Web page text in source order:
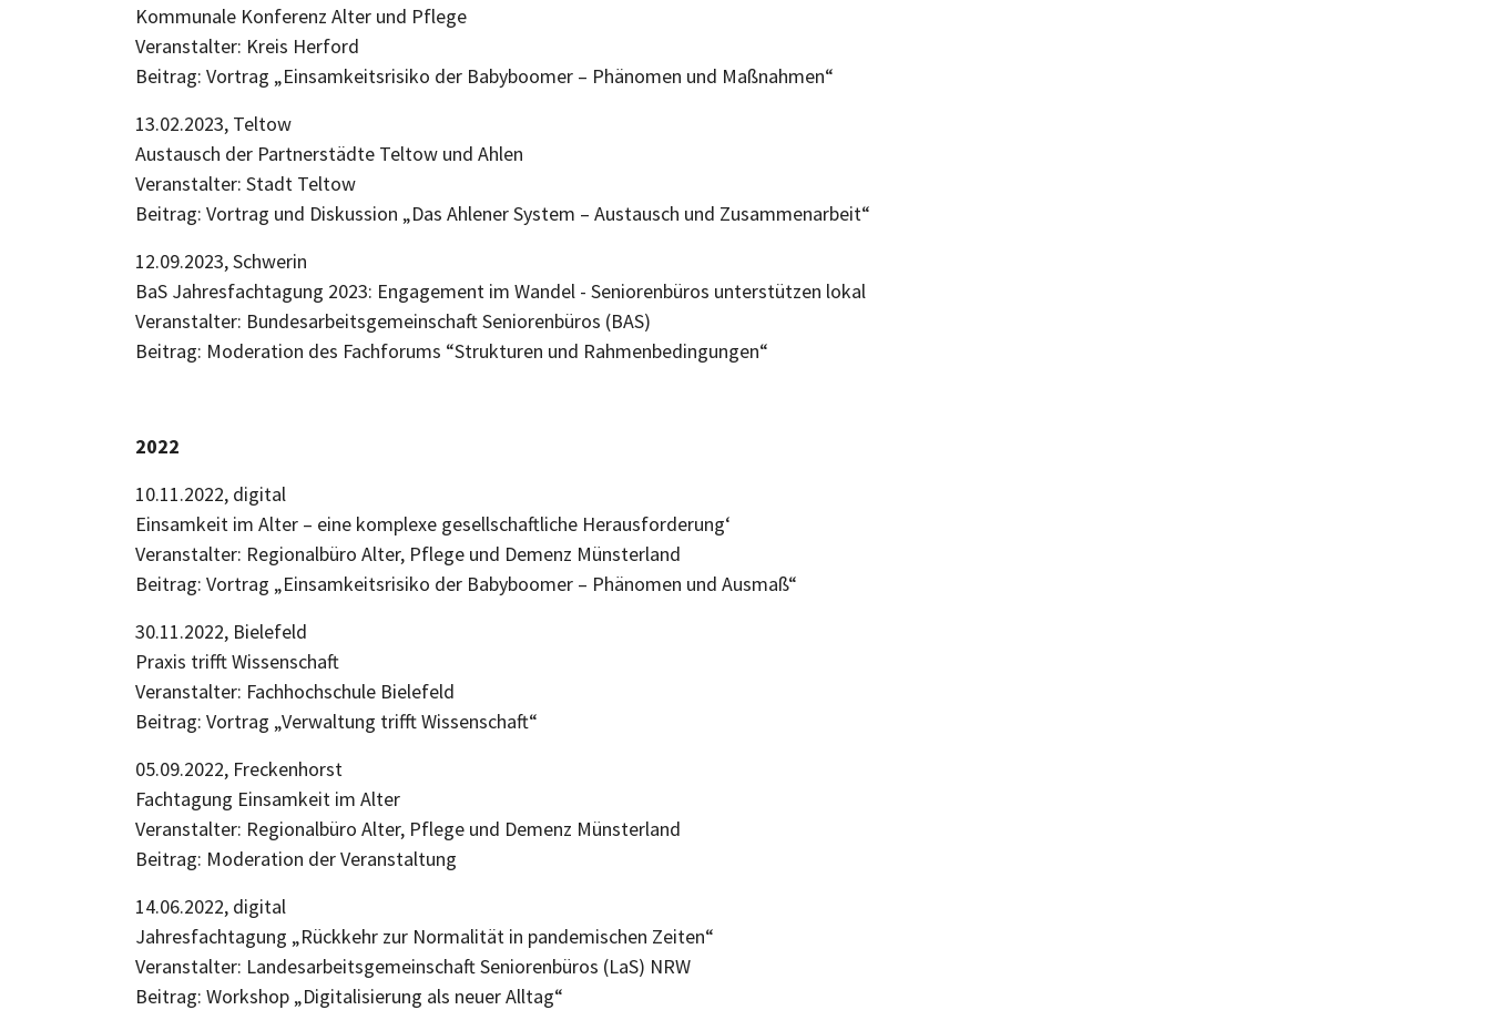
Kommunale Konferenz Alter und Pflege
Veranstalter: Kreis Herford
Beitrag: Vortrag „Einsamkeitsrisiko der Babyboomer – Phänomen und Maßnahmen“
13.02.2023, Teltow
Austausch der Partnerstädte Teltow und Ahlen
Veranstalter: Stadt Teltow
Beitrag: Vortrag und Diskussion „Das Ahlener System – Austausch und Zusammenarbeit“
12.09.2023, Schwerin
BaS Jahresfachtagung 2023: Engagement im Wandel - Seniorenbüros unterstützen lokal
Veranstalter: Bundesarbeitsgemeinschaft Seniorenbüros (BAS)
Beitrag: Moderation des Fachforums “Strukturen und Rahmenbedingungen“
2022
10.11.2022, digital
Einsamkeit im Alter – eine komplexe gesellschaftliche Herausforderung‘
Veranstalter: Regionalbüro Alter, Pflege und Demenz Münsterland
Beitrag: Vortrag „Einsamkeitsrisiko der Babyboomer – Phänomen und Ausmaß“
30.11.2022, Bielefeld
Praxis trifft Wissenschaft
Veranstalter: Fachhochschule Bielefeld
Beitrag: Vortrag „Verwaltung trifft Wissenschaft“
05.09.2022, Freckenhorst
Fachtagung Einsamkeit im Alter
Veranstalter: Regionalbüro Alter, Pflege und Demenz Münsterland
Beitrag: Moderation der Veranstaltung
14.06.2022, digital
Jahresfachtagung „Rückkehr zur Normalität in pandemischen Zeiten“
Veranstalter: Landesarbeitsgemeinschaft Seniorenbüros (LaS) NRW
Beitrag: Workshop „Digitalisierung als neuer Alltag“